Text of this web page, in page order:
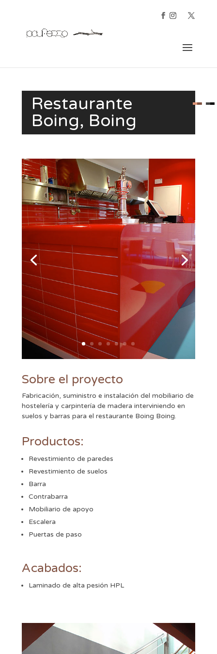
Restaurante
Boing, Boing
Sobre el proyecto
Fabricación, suministro e instalación del mobiliario de
hostelería y carpintería de madera interviniendo en
suelos y barras para el restaurante Boing Boing.
Productos:
Revestimiento de paredes
Revestimiento de suelos
Barra
Contrabarra
Mobiliario de apoyo
Escalera
Puertas de paso
Acabados:
Laminado de alta pesión HPL